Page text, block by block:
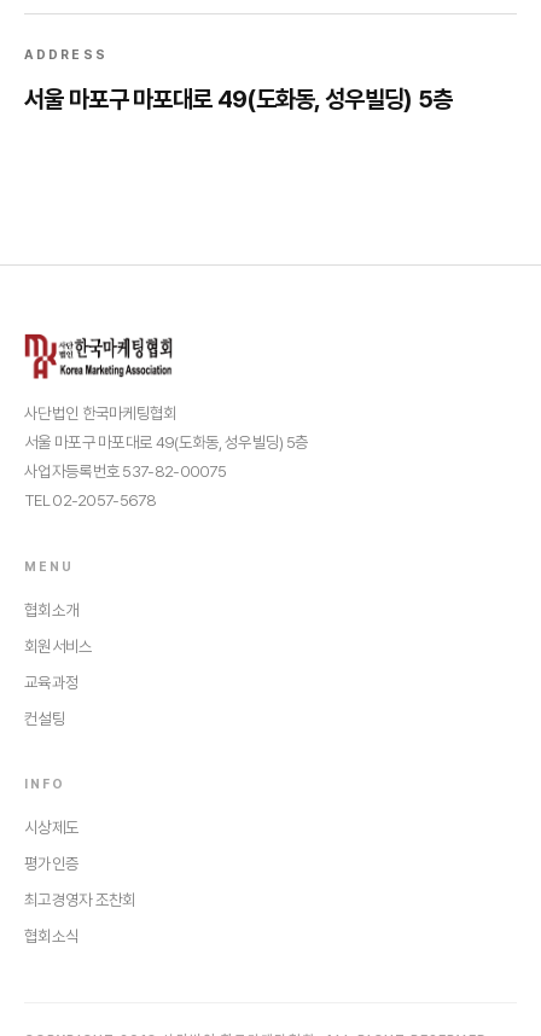
ADDRESS
서울 마포구 마포대로 49(도화동, 성우빌딩) 5층
사단법인 한국마케팅협회
서울 마포구 마포대로 49(도화동, 성우빌딩) 5층
사업자등록번호 537-82-00075
TEL 02-2057-5678
MENU
협회소개
회원서비스
교육과정
컨설팅
INFO
시상제도
평가인증
최고경영자 조찬회
협회소식